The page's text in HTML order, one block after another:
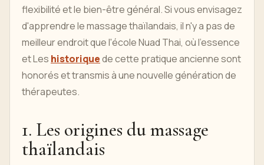
flexibilité et le bien-être général. Si vous envisagez
d'apprendre le massage thaïlandais, il n'y a pas de
meilleur endroit que l'école Nuad Thai, où l'essence
et Les historiquede cette pratique ancienne sont
honorés et transmis à une nouvelle génération de
thérapeutes.
1. Les origines du massage
thaïlandais